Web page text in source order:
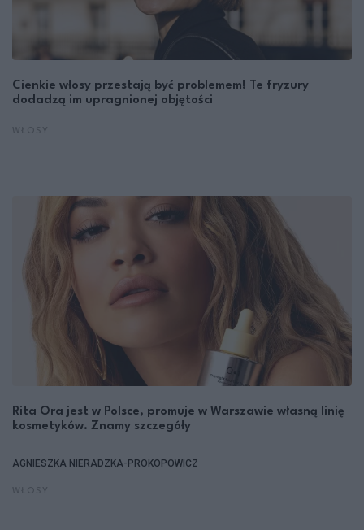
Cienkie włosy przestają być problemem! Te fryzury
dodadzą im upragnionej objętości
Rita Ora jest w Polsce, promuje w Warszawie własną linię
kosmetyków. Znamy szczegóły
AGNIESZKA NIERADZKA-PROKOPOWICZ